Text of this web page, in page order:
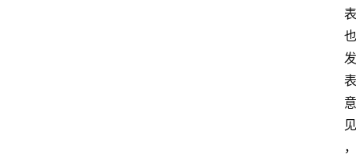
表
也
发
表
意
见
，